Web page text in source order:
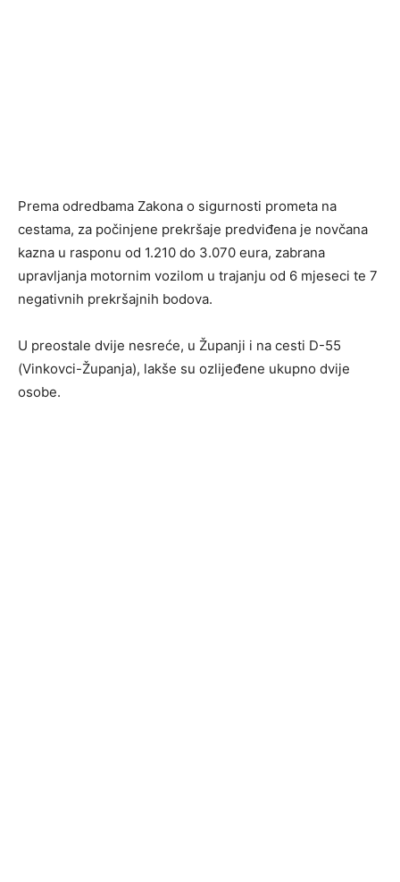
Prema odredbama Zakona o sigurnosti prometa na
cestama, za počinjene prekršaje predviđena je novčana
kazna u rasponu od 1.210 do 3.070 eura, zabrana
upravljanja motornim vozilom u trajanju od 6 mjeseci te 7
negativnih prekršajnih bodova.
U preostale dvije nesreće, u Županji i na cesti D-55
(Vinkovci-Županja), lakše su ozlijeđene ukupno dvije
osobe.